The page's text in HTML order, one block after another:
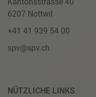
6207 Nottwil
+41 41 939 54 00
spv@spv.ch
NÜTZLICHE LINKS